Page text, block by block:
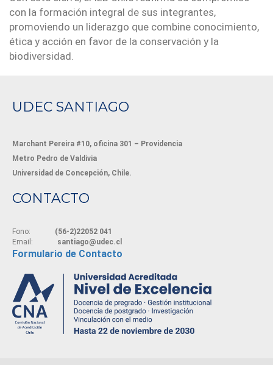
con la formación integral de sus integrantes,
promoviendo un liderazgo que combine conocimiento,
ética y acción en favor de la conservación y la
biodiversidad.
UDEC SANTIAGO
Marchant Pereira #10, oficina 301 – Providencia
Metro Pedro de Valdivia
Universidad de Concepción, Chile.
CONTACTO
Fono:
(56-2)22052 041
Email:
santiago@udec.cl
Formulario de Contacto